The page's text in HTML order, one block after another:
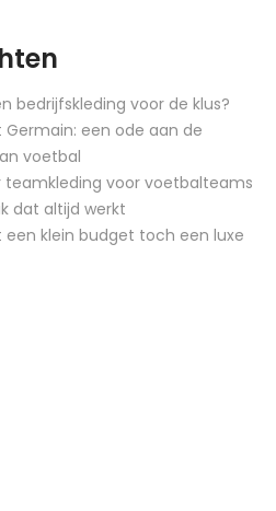
bedrijfskleding voor de klus?
Germain: een ode aan de
voetbal
teamkleding voor voetbalteams
dat altijd werkt
klein budget toch een luxe